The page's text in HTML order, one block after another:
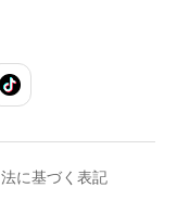
TikTok
に基づく表記